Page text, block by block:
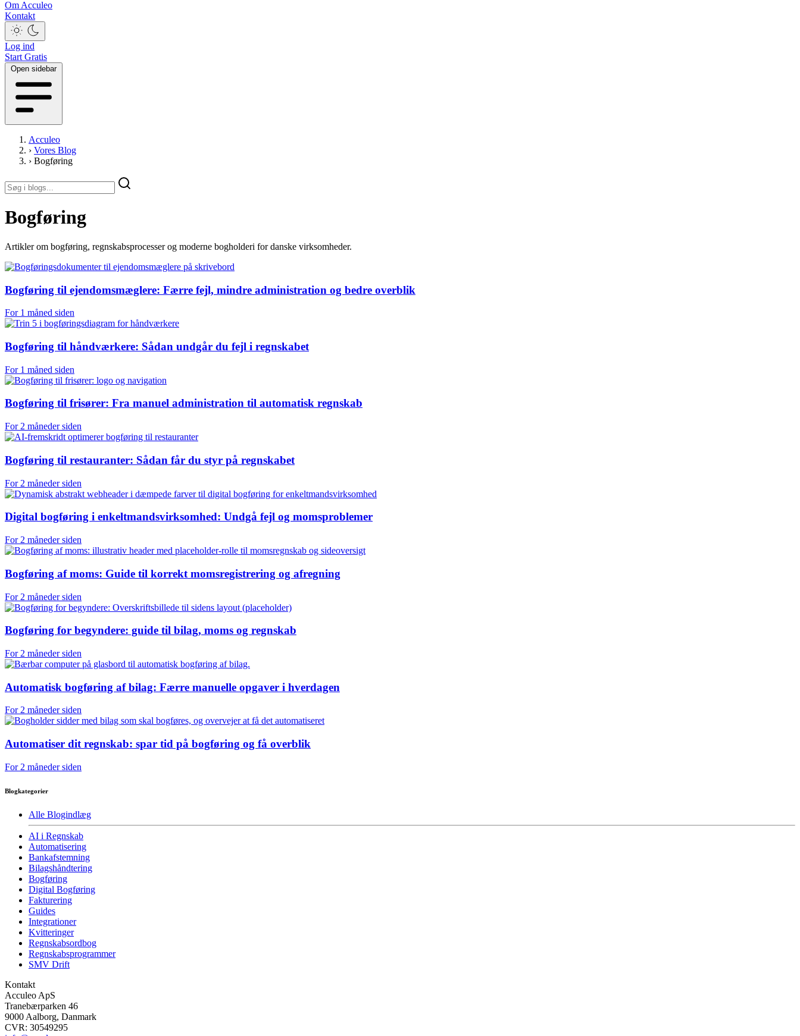
Om Acculeo
Kontakt
Log ind
Start Gratis
Open sidebar
Acculeo
› Vores Blog
› Bogføring
Bogføring
Artikler om bogføring, regnskabsprocesser og moderne bogholderi for danske virksomheder.
Bogføring til ejendomsmæglere: Færre fejl, mindre administration og bedre overblik
For 1 måned siden
Bogføring til håndværkere: Sådan undgår du fejl i regnskabet
For 1 måned siden
Bogføring til frisører: Fra manuel administration til automatisk regnskab
For 2 måneder siden
Bogføring til restauranter: Sådan får du styr på regnskabet
For 2 måneder siden
Digital bogføring i enkeltmands­virksomhed: Undgå fejl og momsproblemer
For 2 måneder siden
Bogføring af moms: Guide til korrekt momsregistrering og afregning
For 2 måneder siden
Bogføring for begyndere: guide til bilag, moms og regnskab
For 2 måneder siden
Automatisk bogføring af bilag: Færre manuelle opgaver i hverdagen
For 2 måneder siden
Automatiser dit regnskab: spar tid på bogføring og få overblik
For 2 måneder siden
Blogkategorier
Alle Blogindlæg
AI i Regnskab
Automatisering
Bankafstemning
Bilagshåndtering
Bogføring
Digital Bogføring
Fakturering
Guides
Integrationer
Kvitteringer
Regnskabsordbog
Regnskabsprogrammer
SMV Drift
Kontakt
Acculeo ApS
Tranebærparken 46
9000 Aalborg, Danmark
CVR: 30549295